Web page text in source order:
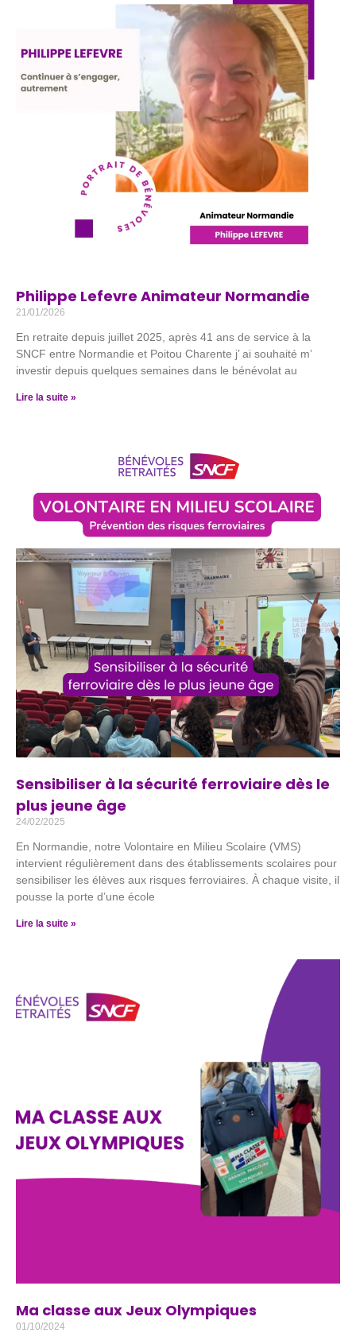
Philippe Lefevre Animateur Normandie
21/01/2026
En retraite depuis juillet 2025, après 41 ans de service à la
SNCF entre Normandie et Poitou Charente j’ ai souhaité m’
investir depuis quelques semaines dans le bénévolat au
Lire la suite »
Sensibiliser à la sécurité ferroviaire dès le
plus jeune âge
24/02/2025
En Normandie, notre Volontaire en Milieu Scolaire (VMS)
intervient régulièrement dans des établissements scolaires pour
sensibiliser les élèves aux risques ferroviaires. À chaque visite, il
pousse la porte d’une école
Lire la suite »
Ma classe aux Jeux Olympiques
01/10/2024